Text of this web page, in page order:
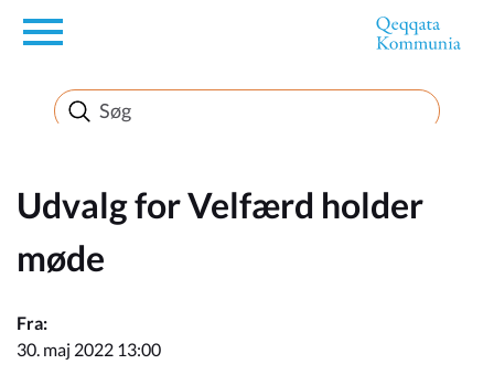
en
Borger
Erhverv
Politik
Turisme
Udvalg for Velfærd holder
møde
Fra:
30. maj 2022 13:00